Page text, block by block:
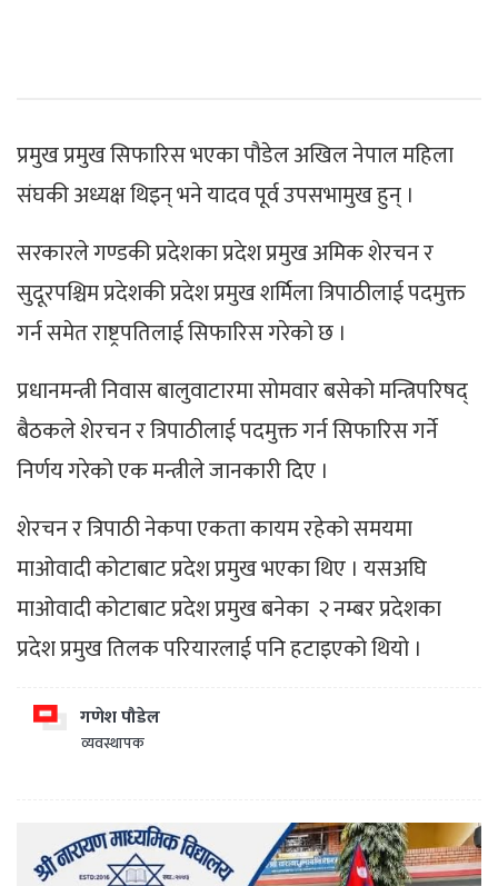
प्रमुख प्रमुख सिफारिस भएका पौडेल अखिल नेपाल महिला
संघकी अध्यक्ष थिइन् भने यादव पूर्व उपसभामुख हुन् ।
सरकारले गण्डकी प्रदेशका प्रदेश प्रमुख अमिक शेरचन र
सुदूरपश्चिम प्रदेशकी प्रदेश प्रमुख शर्मिला त्रिपाठीलाई पदमुक्त
गर्न समेत राष्ट्रपतिलाई सिफारिस गरेको छ ।
प्रधानमन्त्री निवास बालुवाटारमा सोमवार बसेको मन्त्रिपरिषद्
बैठकले शेरचन र त्रिपाठीलाई पदमुक्त गर्न सिफारिस गर्ने
निर्णय गरेको एक मन्त्रीले जानकारी दिए ।
शेरचन र त्रिपाठी नेकपा एकता कायम रहेको समयमा
माओवादी कोटाबाट प्रदेश प्रमुख भएका थिए । यसअघि
माओवादी कोटाबाट प्रदेश प्रमुख बनेका २ नम्बर प्रदेशका
प्रदेश प्रमुख तिलक परियारलाई पनि हटाइएको थियो ।
गणेश पौडेल
व्यवस्थापक